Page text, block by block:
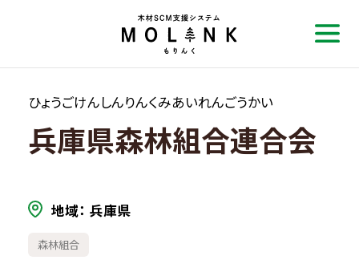
ひょうごけんしんりんくみあいれんごうかい
兵庫県森林組合連合会
地域 兵庫県
森林組合